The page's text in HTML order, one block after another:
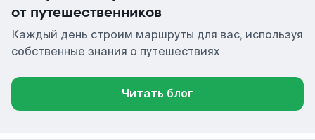
от путешественников
Каждый день строим маршруты для вас, используя
собственные знания о путешествиях
Читать блог